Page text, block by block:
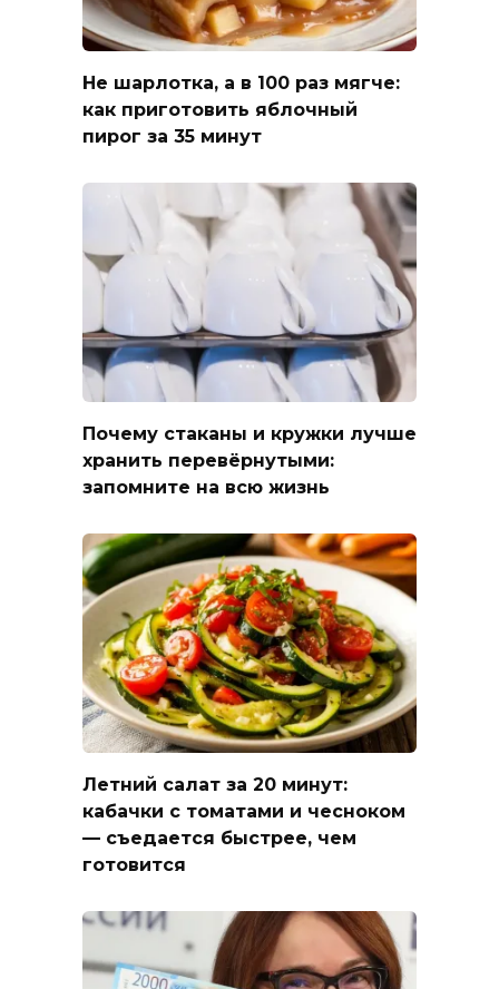
Не шарлотка, а в 100 раз мягче:
как приготовить яблочный
пирог за 35 минут
Почему стаканы и кружки лучше
хранить перевёрнутыми:
запомните на всю жизнь
Летний салат за 20 минут:
кабачки с томатами и чесноком
— съедается быстрее, чем
готовится